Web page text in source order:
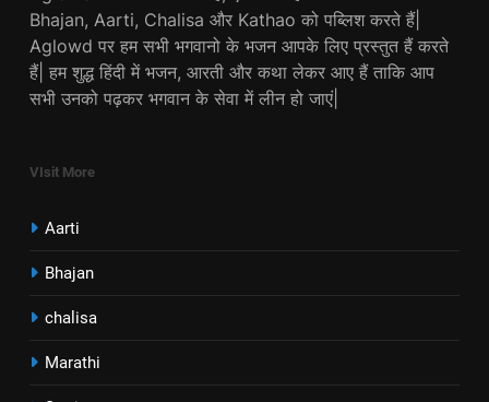
Bhajan, Aarti, Chalisa और Kathao को पब्लिश करते हैं|
Aglowd पर हम सभी भगवानो के भजन आपके लिए प्रस्तुत हैं करते
हैं| हम शुद्ध हिंदी में भजन, आरती और कथा लेकर आए हैं ताकि आप
सभी उनको पढ़कर भगवान के सेवा में लीन हो जाएं|
VIsit More
Aarti
Bhajan
chalisa
Marathi